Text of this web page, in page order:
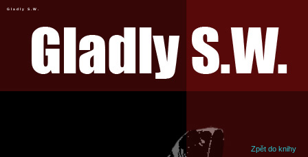
Gladly S.W.
Zpět do knihy